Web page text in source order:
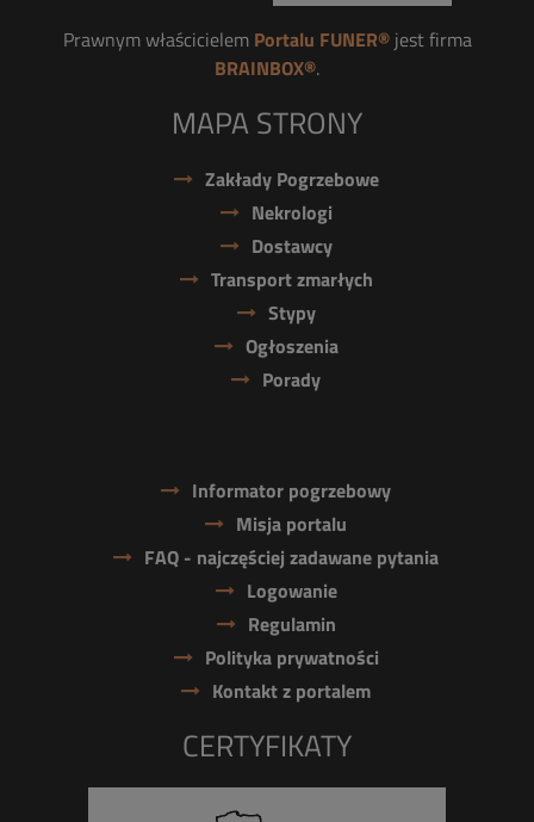
Prawnym właścicielem Portalu FUNER®jest firma
BRAINBOX®.
MAPA STRONY
Zakłady Pogrzebowe
Nekrologi
Dostawcy
Transport zmarłych
Stypy
Ogłoszenia
Porady
Informator pogrzebowy
Misja portalu
FAQ - najczęściej zadawane pytania
Logowanie
Regulamin
Polityka prywatności
Kontakt z portalem
CERTYFIKATY